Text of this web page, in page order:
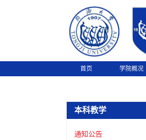
首页 学院概况
本科教学
通知公告